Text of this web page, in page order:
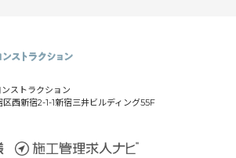
ストラクション
西新宿2-1-1新宿三井ビルディング55F